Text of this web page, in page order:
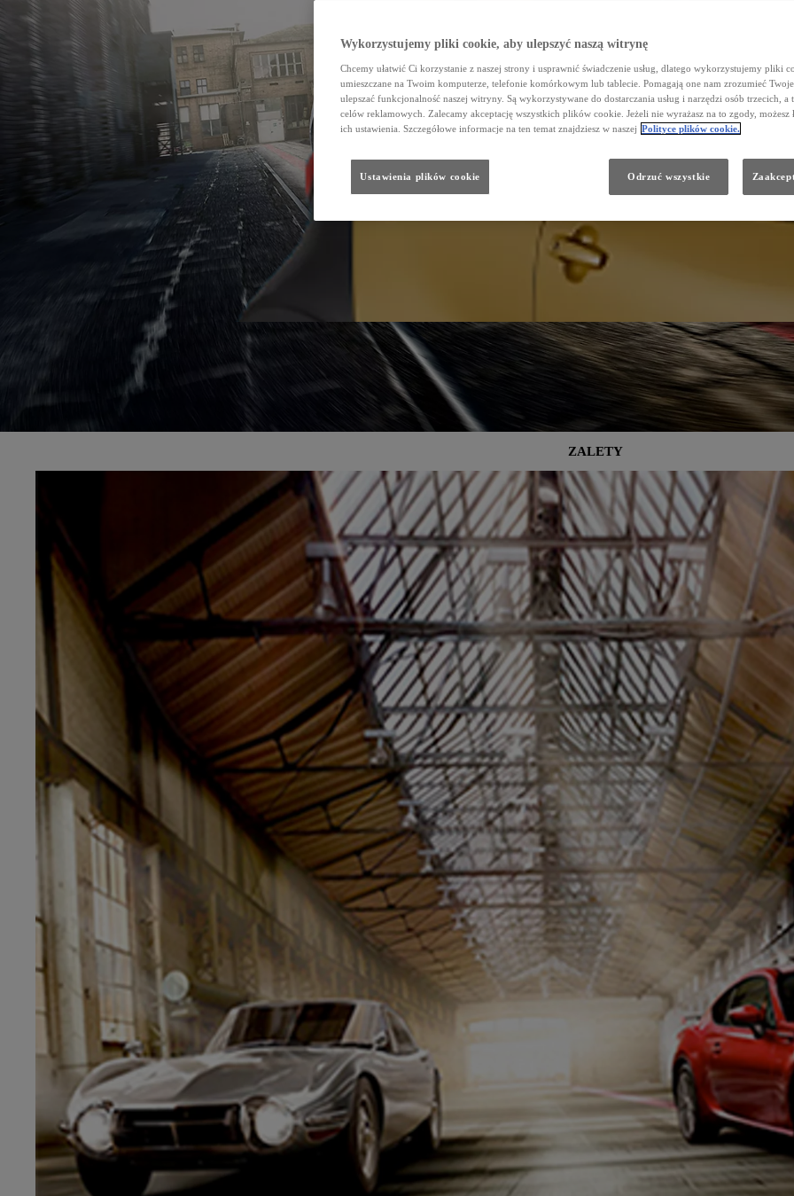
81 900 zł
Yaris Cross
HYBRID
ZALETY
Wykorzystujemy pliki cookie, aby ulepszyć naszą witrynę
Chcemy ułatwić Ci korzystanie z naszej strony i usprawnić świadczenie usług, dlatego wykorzystujemy pliki
umieszczane na Twoim komputerze, telefonie komórkowym lub tablecie. Pomagają one nam zrozumieć
ulepszać funkcjonalność naszej witryny. Są wykorzystywane do dostarczania usług i narzędzi osób trzecich, a
celów reklamowych. Zalecamy akceptację wszystkich plików cookie. Jeżeli nie wyrażasz na to zgody, możesz
ich ustawienia. Szczegółowe informacje na ten temat znajdziesz w naszej Polityce plików cookie.
Ustawienia plików cookie Odrzuć wszystkie